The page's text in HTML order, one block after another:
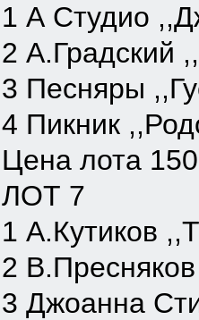
1 А Студио
2 А.Градский
3 Песняры
4 Пикник
Цена лота 150
ЛОТ 7
1 А.Кутиков
2
3 Джоанна